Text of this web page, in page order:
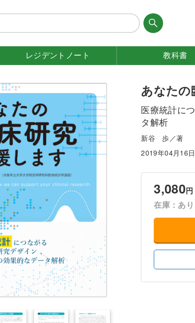
レジデント ノート 教科書
あなたの
医療統計に
タ解析
新谷 歩／著
2019年04月16
3,080円
在庫：あり